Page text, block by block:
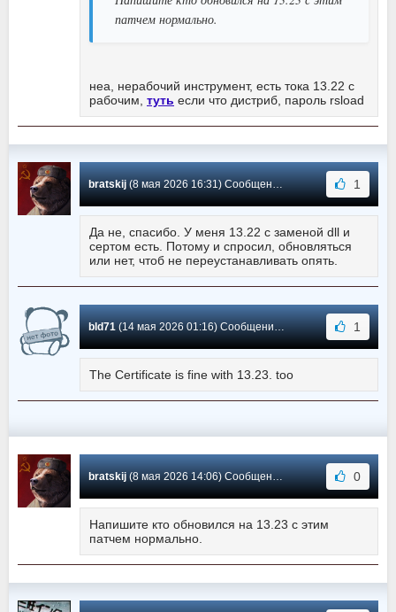
патчем нормально.
неа, нерабочий инструмент, есть тока 13.22 с
рабочим, туть если что дистриб, пароль rsload
bratskij(8 мая 2026 16:31) Сообщение #591 1
Да не, спасибо. У меня 13.22 с заменой dll и
сертом есть. Потому и спросил, обновляться
или нет, чтоб не переустанавливать опять.
bld71(14 мая 2026 01:16) Сообщение #590 1
The Certificate is fine with 13.23. too
bratskij(8 мая 2026 14:06) Сообщение #589 0
Напишите кто обновился на 13.23 с этим
патчем нормально.